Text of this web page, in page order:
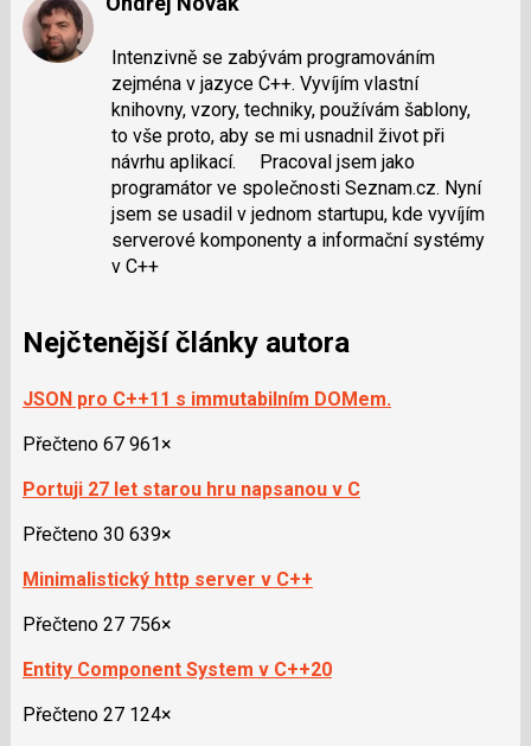
Intenzivně se zabývám programováním
zejména v jazyce C++. Vyvíjím vlastní
knihovny, vzory, techniky, používám šablony,
to vše proto, aby se mi usnadnil život při
návrhu aplikací. Pracoval jsem jako
programátor ve společnosti Seznam.cz. Nyní
jsem se usadil v jednom startupu, kde vyvíjím
serverové komponenty a informační systémy
v C++
Nejčtenější články autora
JSON pro C++11 s immutabilním DOMem.
Přečteno 67 961×
Portuji 27 let starou hru napsanou v C
Přečteno 30 639×
Minimalistický http server v C++
Přečteno 27 756×
Entity Component System v C++20
Přečteno 27 124×